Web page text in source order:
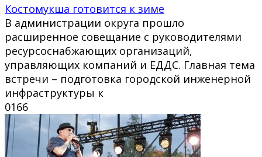
Костомукша готовится к зиме
В администрации округа прошло
расширенное совещание с руководителями
ресурсоснабжающих организаций,
управляющих компаний и ЕДДС. Главная тема
встречи – подготовка городской инженерной
инфраструктуры к
0166